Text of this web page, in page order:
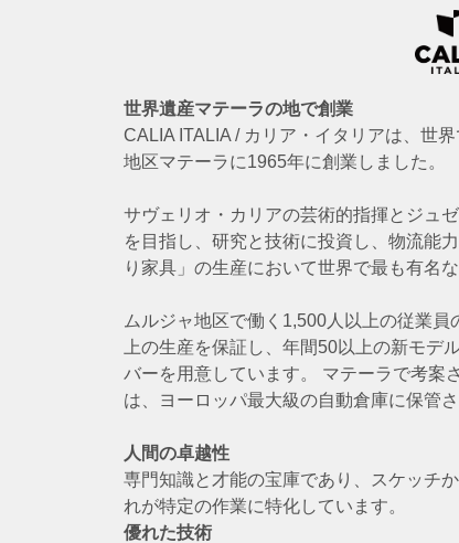
世界遺産マテーラの地で創業
CALIA ITALIA / カリア・イタリアは、世
地区マテーラに1965年に創業しました。
サヴェリオ・カリアの芸術的指揮とジュ
を目指し、研究と技術に投資し、物流能
り家具」の生産において世界で最も有名
ムルジャ地区で働く1,500人以上の従業
上の生産を保証し、年間50以上の新モデ
バーを用意しています。 マテーラで考案
は、ヨーロッパ最大級の自動倉庫に保管
人間の卓越性
専門知識と才能の宝庫であり、スケッチ
れが特定の作業に特化しています。
優れた技術